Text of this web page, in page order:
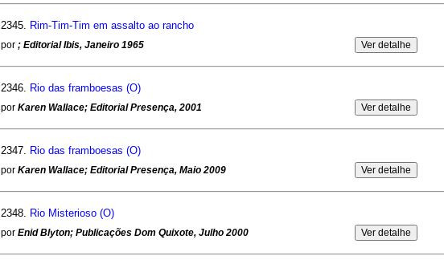
2345. Rim-Tim-Tim em assalto ao rancho
por ; Editorial Ibis, Janeiro 1965
2346. Rio das framboesas (O)
por Karen Wallace; Editorial Presença, 2001
2347. Rio das framboesas (O)
por Karen Wallace; Editorial Presença, Maio 2009
2348. Rio Misterioso (O)
por Enid Blyton; Publicações Dom Quixote, Julho 2000